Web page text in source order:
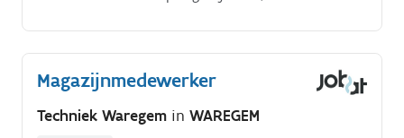
Magazijnmedewerker
Techniek Waregem in WAREGEM